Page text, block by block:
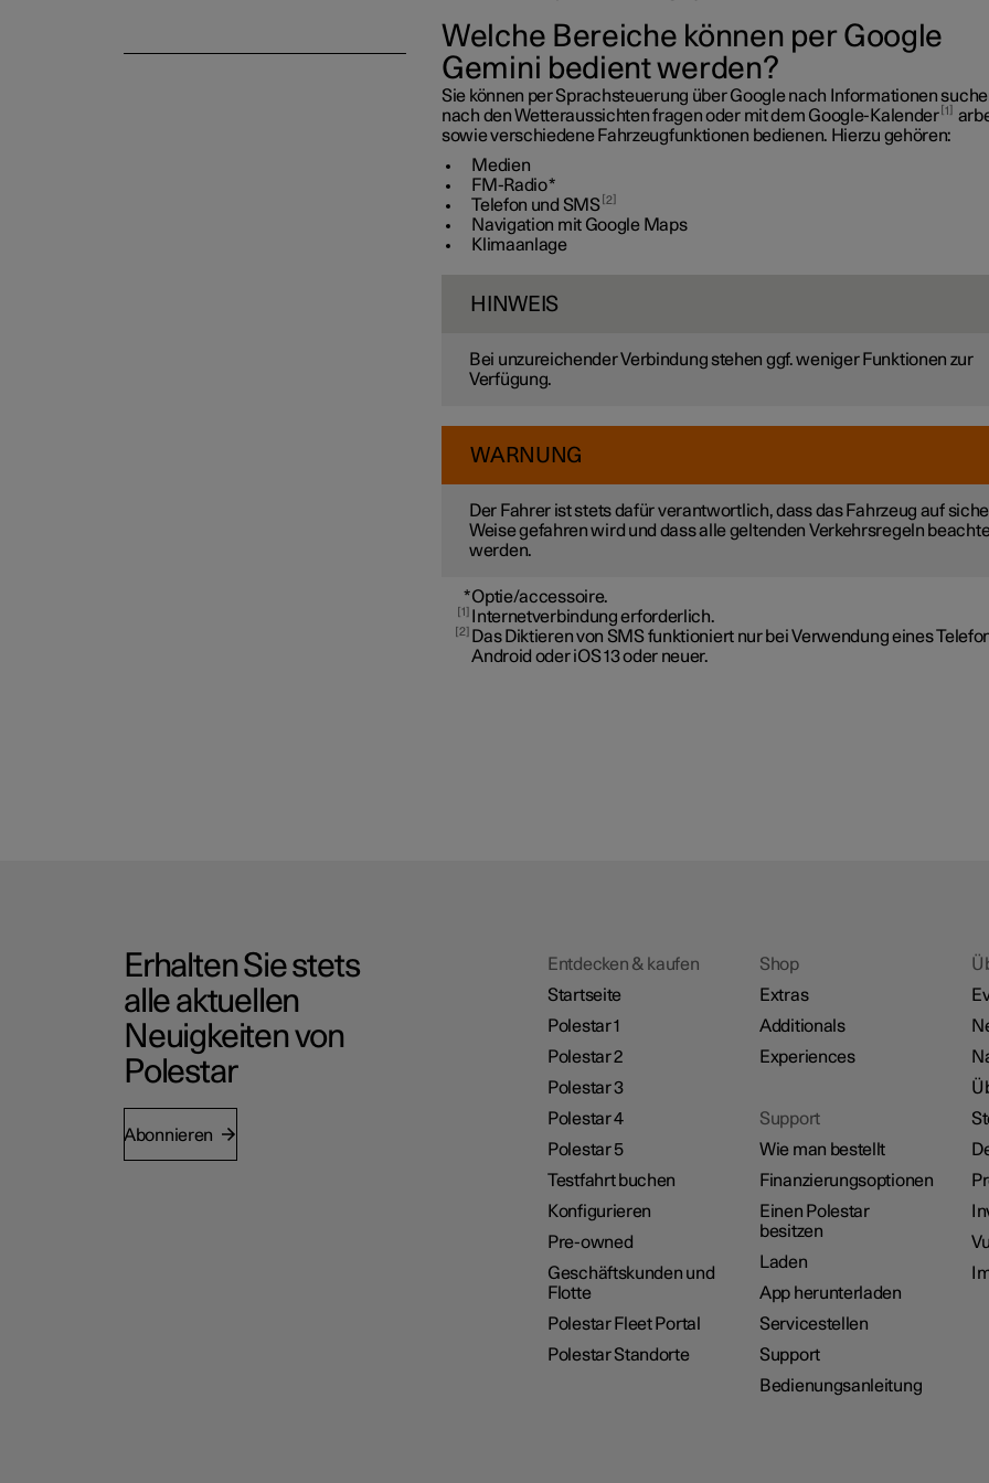
Welche Bereiche können per Google
Gemini bedient werden?
Sie können per Sprachsteuerung über Google nach Informationen
nach den Wetteraussichten fragen oder mit dem Google-Kalender 1
sowie verschiedene Fahrzeugfunktionen bedienen. Hierzu gehören:
Medien
FM-Radio*
Telefon und SMS 2
Navigation mit Google Maps
Klimaanlage
HINWEIS
Bei unzureichender Verbindung stehen ggf. weniger Funktionen zur
Verfügung.
WARNUNG
Der Fahrer ist stets dafür verantwortlich, dass das Fahrzeug auf
Weise gefahren wird und dass alle geltenden Verkehrsregeln
werden.
*Optie/accessoire.
1 Internetverbindung erforderlich.
2
Das Diktieren von SMS funktioniert nur bei Verwendung eines
Android oder iOS 13 oder neuer.
Erhalten Sie stets
alle aktuellen
Neuigkeiten von
Polestar
Abonnieren
Entdecken & kaufen
Startseite
Polestar 1
Polestar 2
Polestar 3
Polestar 4
Polestar 5
Testfahrt buchen
Konfigurieren
Pre-owned
Geschäftskunden und
Flotte
Polestar Fleet Portal
Polestar Standorte
Shop
Extras
Additionals
Experiences
Support
Wie man bestellt
Finanzierungsoptionen
Einen Polestar
besitzen
Laden
App herunterladen
Servicestellen
Support
Bedienungsanleitung